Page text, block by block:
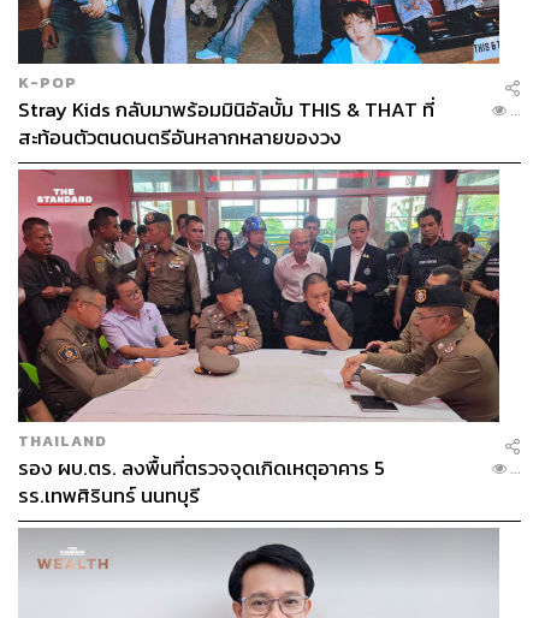
K-POP
Stray Kids กลับมาพร้อมมินิอัลบั้ม THIS & THAT ที่
สะท้อนตัวตนดนตรีอันหลากหลายของวง
...
THAILAND
รอง ผบ.ตร. ลงพื้นที่ตรวจจุดเกิดเหตุอาคาร 5
รร.เทพศิรินทร์ นนทบุรี
...